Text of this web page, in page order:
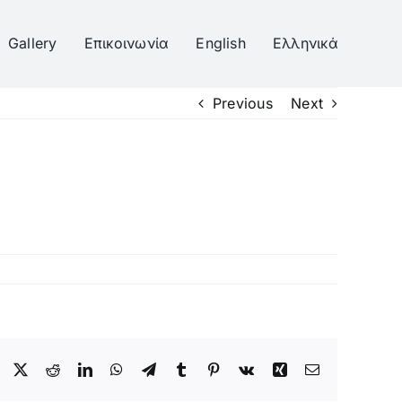
Gallery Επικοινωνία English Ελληνικά
Previous Next
Facebook
TwitterRedditLinkedInWhatsApp
TelegramTumblr Pinterest
Vk Xing Email